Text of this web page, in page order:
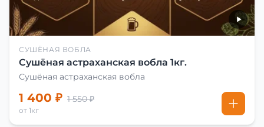
СУШЁНАЯ ВОБЛА
Сушёная астраханская вобла 1кг.
Сушёная астраханская вобла
1 400 ₽ 1 550 ₽
от 1кг